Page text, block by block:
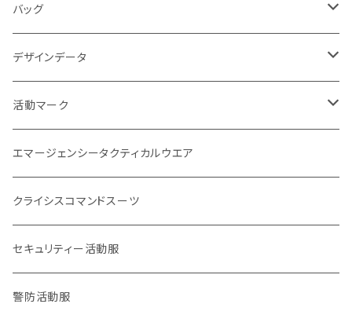
災害時支援
サバイバルゲーム
企画室
災害時医療情報カード
POLICE
映画
活動証
身分証
オフィシャル
バッグ
キャラクター
刺繍パッチ
1点もの
デザインデータ
活動マーク
POLICE EYE
災害事案別
2017九州北部豪雨
2018西日本豪雨
チャリティマーク
KOKONI KITE
活動マーク
トレードマーク
ロイヤリティマーク
通信系
操作・資格・技術・技能系
エマージェンシータクティカルウエア
クライシスコマンドスーツ
セキュリティー活動服
警防活動服